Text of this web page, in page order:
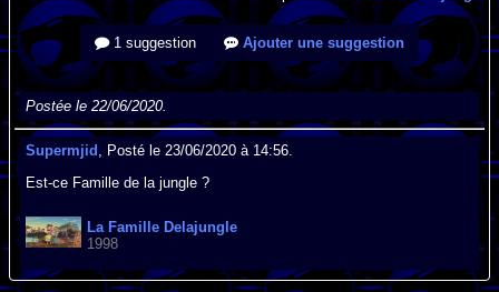
1 suggestion Ajouter une suggestion
Postée le 22/06/2020.
Supermjid , Posté le 23/06/2020 à 14:56.
Est-ce Famille de la jungle ?
La Famille Delajungle
1998